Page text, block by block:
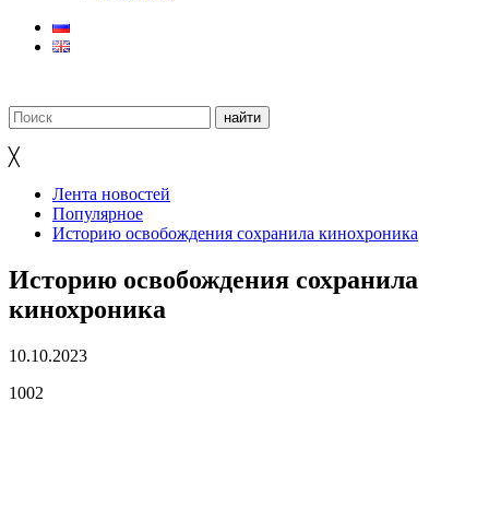
╳
Лента новостей
Популярное
Историю освобождения сохранила кинохроника
Историю освобождения сохранила
кинохроника
10.10.2023
1002